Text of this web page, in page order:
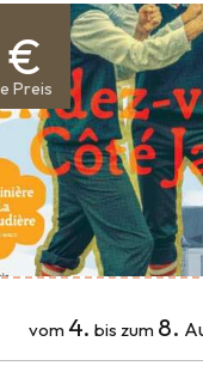
€
Preis
vom 4. bis zum 8.